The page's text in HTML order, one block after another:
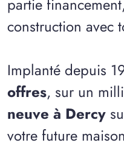
partie
construction avec
Implanté depuis
offres, sur un
neuve à Dercy
votre future